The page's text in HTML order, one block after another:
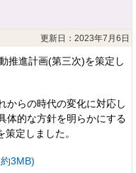
更新日：2023年7月6日
推進計画(第三次)を策定し
からの時代の変化に対応し
体的な方針を明らかにする
定しました。
3MB)